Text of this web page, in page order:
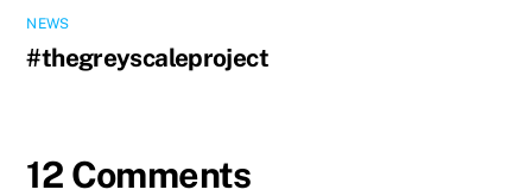
NEWS
#thegreyscaleproject
12 Comments